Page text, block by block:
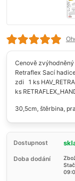
Cenově
Retraflex Sací
zdi 1 ks
ks
30,5cm, štěrbina,
Dostupnost
Doba dodání